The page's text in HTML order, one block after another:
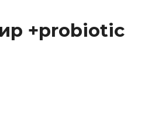
+probiotic